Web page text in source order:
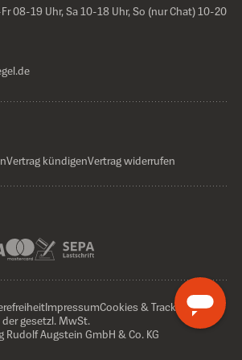
08-19 Uhr, Sa 10-18 Uhr, So (nur Chat) 10-20
Vertrag kündigenVertrag widerrufen
ImpressumCookies & Tracking
gesetzl. MwSt.
Rudolf Augstein GmbH & Co. KG